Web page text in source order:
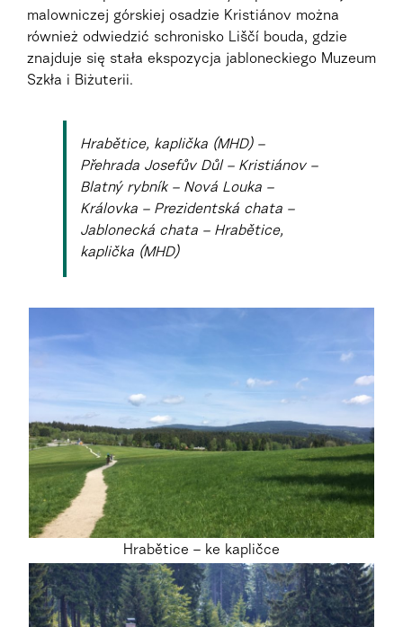
malowniczej górskiej osadzie Kristiánov można
również odwiedzić schronisko Liščí bouda, gdzie
znajduje się stała ekspozycja jabloneckiego Muzeum
Szkła i Biżuterii.
Hrabětice, kaplička (MHD) –
Přehrada Josefův Důl – Kristiánov –
Blatný rybník – Nová Louka –
Královka – Prezidentská chata –
Jablonecká chata – Hrabětice,
kaplička (MHD)
Hrabětice – ke kapličce